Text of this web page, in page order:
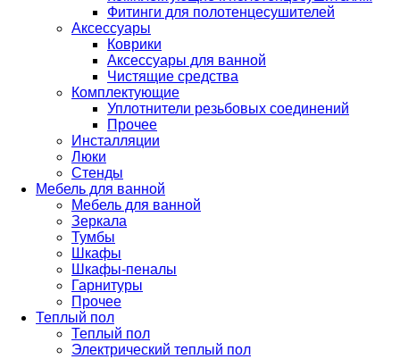
Фитинги для полотенцесушителей
Аксессуары
Коврики
Аксессуары для ванной
Чистящие средства
Комплектующие
Уплотнители резьбовых соединений
Прочее
Инсталляции
Люки
Стенды
Мебель для ванной
Мебель для ванной
Зеркала
Тумбы
Шкафы
Шкафы-пеналы
Гарнитуры
Прочее
Теплый пол
Теплый пол
Электрический теплый пол